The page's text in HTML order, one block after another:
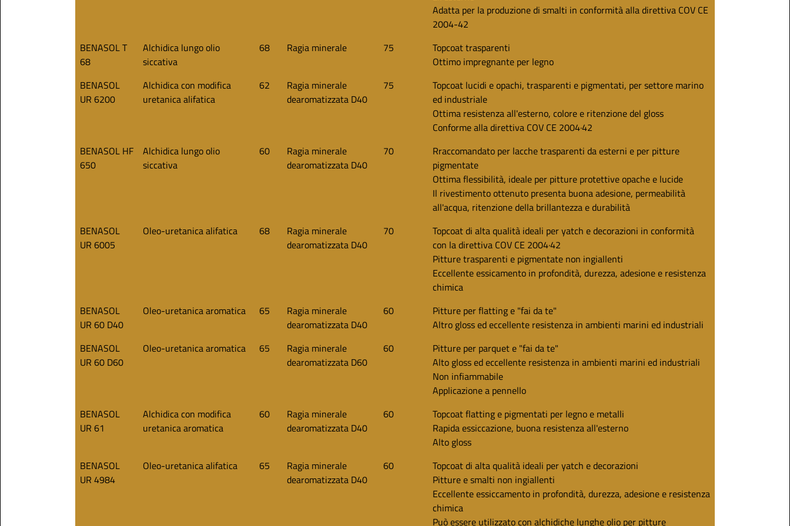
Adatta per la produzione di smalti in conformità alla direttiva COV CE
2004-42
BENASOL T
68
Alchidica lungo olio
siccativa
68 Ragia minerale 75
Topcoat trasparenti
Ottimo impregnante per legno
BENASOL
UR 6200
Alchidica con modifica
uretanica alifatica
62
Ragia minerale
dearomatizzata D40
75
Topcoat lucidi e opachi, trasparenti e pigmentati, per settore marino
ed industriale
Ottima resistenza all'esterno, colore e ritenzione del gloss
Conforme alla direttiva COV CE 2004·42
BENASOL HF
650
Alchidica lungo olio
siccativa
60
Ragia minerale
dearomatizzata D40
70
Rraccomandato per lacche trasparenti da esterni e per pitture
pigmentate
Ottima flessibilità, ideale per pitture protettive opache e lucide
Il rivestimento ottenuto presenta buona adesione, permeabilità
all'acqua, ritenzione della brillantezza e durabilità
BENASOL
UR 6005
Oleo-uretanica alifatica 68
Ragia minerale
dearomatizzata D40
70
Topcoat di alta qualità ideali per yatch e decorazioni in conformità
con la direttiva COV CE 2004·42
Pitture trasparenti e pigmentate non ingiallenti
Eccellente essicamento in profondità, durezza, adesione e resistenza
chimica
BENASOL
UR 60 D40
Oleo-uretanica aromatica 65
Ragia minerale
dearomatizzata D40
60
Pitture per flatting e "fai da te"
Altro gloss ed eccellente resistenza in ambienti marini ed industriali
BENASOL
UR 60 D60
Oleo-uretanica aromatica 65
Ragia minerale
dearomatizzata D60
60
Pitture per parquet e "fai da te"
Alto gloss ed eccellente resistenza in ambienti marini ed industriali
Non infiammabile
Applicazione a pennello
BENASOL
UR 61
Alchidica con modifica
uretanica aromatica
60
Ragia minerale
dearomatizzata D40
60
Topcoat flatting e pigmentati per legno e metalli
Rapida essiccazione, buona resistenza all'esterno
Alto gloss
BENASOL
UR 4984
Oleo-uretanica alifatica 65
Ragia minerale
dearomatizzata D40
60
Topcoat di alta qualità ideali per yatch e decorazioni
Pitture e smalti non ingiallenti
Eccellente essiccamento in profondità, durezza, adesione e resistenza
chimica
Può essere utilizzato con alchidiche lunghe olio per pitture